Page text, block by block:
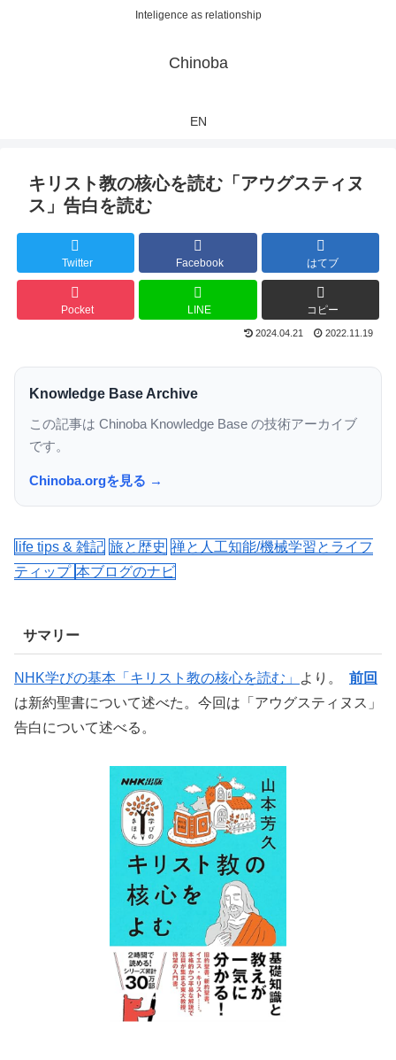
Inteligence as relationship
Chinoba
EN
キリスト教の核心を読む「アウグスティヌ
ス」告白を読む
Twitter Facebook はてブ
Pocket LINE コピー
2024.04.21 2022.11.19
Knowledge Base Archive
この記事は Chinoba Knowledge Base の技術アーカイブ
です。
Chinoba.orgを見る →
life tips & 雑記 旅と歴史 禅と人工知能/機械学習とライフ
ティップ 本ブログのナビ
サマリー
NHK学びの基本「キリスト教の核心を読む」 より。 前回
は新約聖書について述べた。今回は「アウグスティヌス」
告白について述べる。